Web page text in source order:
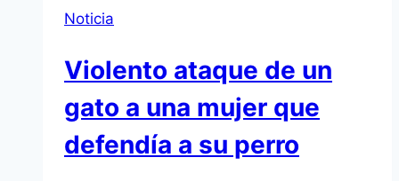
Noticia
Violento ataque de un
gato a una mujer que
defendía a su perro